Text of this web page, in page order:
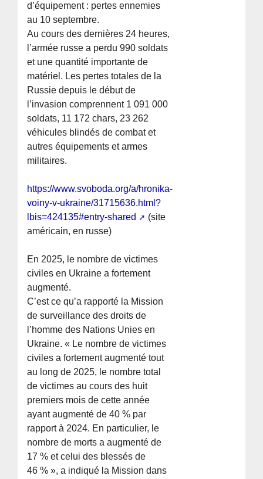
d’équipement : pertes ennemies
au 10 septembre.
Au cours des dernières 24 heures,
l’armée russe a perdu 990 soldats
et une quantité importante de
matériel. Les pertes totales de la
Russie depuis le début de
l’invasion comprennent 1 091 000
soldats, 11 172 chars, 23 262
véhicules blindés de combat et
autres équipements et armes
militaires.
https://www.svoboda.org/a/hronika-
voiny-v-ukraine/31715636.html?
lbis=424135#entry-shared
(site
américain, en russe)
En 2025, le nombre de victimes
civiles en Ukraine a fortement
augmenté.
C’est ce qu’a rapporté la Mission
de surveillance des droits de
l’homme des Nations Unies en
Ukraine. « Le nombre de victimes
civiles a fortement augmenté tout
au long de 2025, le nombre total
de victimes au cours des huit
premiers mois de cette année
ayant augmenté de 40 % par
rapport à 2024. En particulier, le
nombre de morts a augmenté de
17 % et celui des blessés de
46 % », a indiqué la Mission dans